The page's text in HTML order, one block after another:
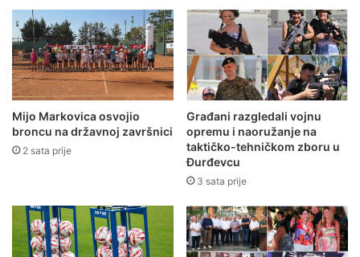
Mijo Markovica osvojio
broncu na državnoj završnici
2 sata prije
Građani razgledali vojnu
opremu i naoružanje na
taktičko-tehničkom zboru u
Đurđevcu
3 sata prije